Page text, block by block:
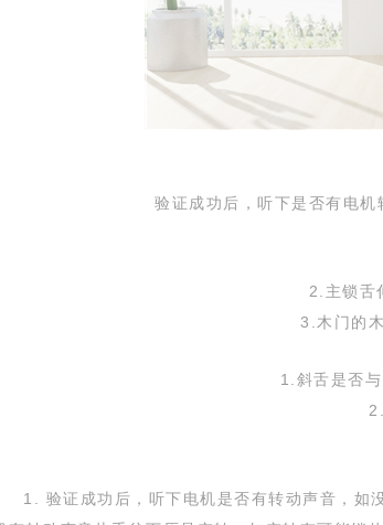
验证成功后，听下是否有电机
2.主锁舌
3.木门的
1.斜舌是否
1. 验证成功后，听下电机是否有转动声音，如